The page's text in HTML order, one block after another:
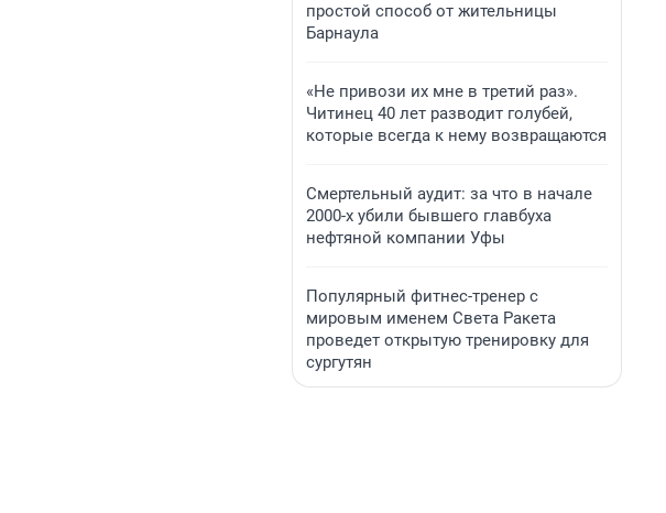
простой способ от жительницы
Барнаула
«Не привози их мне в третий раз».
Читинец 40 лет разводит голубей,
которые всегда к нему возвращаются
Смертельный аудит: за что в начале
2000-х убили бывшего главбуха
нефтяной компании Уфы
Популярный фитнес-тренер с
мировым именем Света Ракета
проведет открытую тренировку для
сургутян